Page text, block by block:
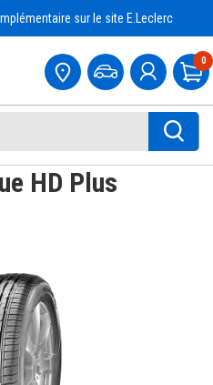
sur le site E.Leclerc
0
HD Plus